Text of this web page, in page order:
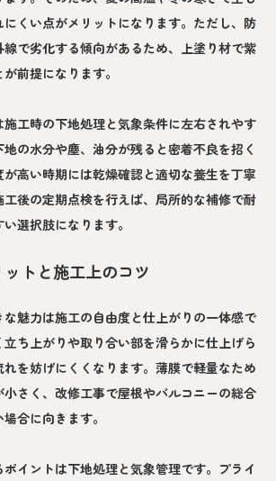
にくい点がメリットになります。ただし、防
で劣化する傾向があるため、上塗り材で紫
前提になります。
工時の下地処理と気象条件に左右されやす
の水分や塵、油分が残ると密着不良を招く
高い時期には乾燥確認と適切な養生を丁寧
工後の定期点検を行えば、局所的な補修で耐
選択肢になります。
トと施工上のコツ
な魅力は施工の自由度と仕上がりの一体感で
ち上がりや取り合い部を滑らかに仕上げら
を妨げにくくなります。薄膜で軽量なため
さく、改修工事で屋根やバルコニーの総合
合に向きます。
イントは下地処理と気象管理です。プライ